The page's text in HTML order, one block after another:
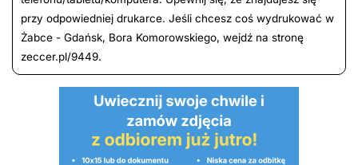
przy odpowiedniej drukarce. Jeśli chcesz coś wydrukować w
Żabce - Gdańsk, Bora Komorowskiego, wejdź na stronę
zeccer.pl/9449.